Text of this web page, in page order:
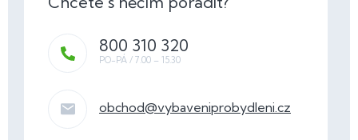
obchod@vybaveniprobydleni.cz
800 310 320